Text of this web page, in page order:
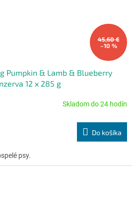
45,60 €
–10 %
Pumpkin & Lamb & Blueberry
12 x 285 g
Skladom do 24 hodín
Do košíka
psy.